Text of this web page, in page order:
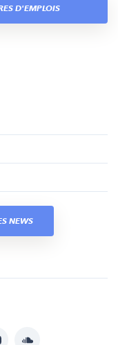
D'EMPLOIS
NEWS
Soundcloud